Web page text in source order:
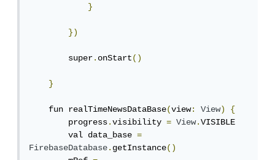
}
})
        super
.onStart()
}
    fun realTimeNewsDataBase
(view: View)
{
        progress
.visibility = View.VISIBLE
        val data_base
=
FirebaseDatabase.getInstance()